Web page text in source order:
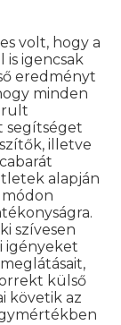
volt, hogy a
igencsak
eredményt
minden
segítséget
illetve
alapján
szívesen
igényeket
külső
követik az